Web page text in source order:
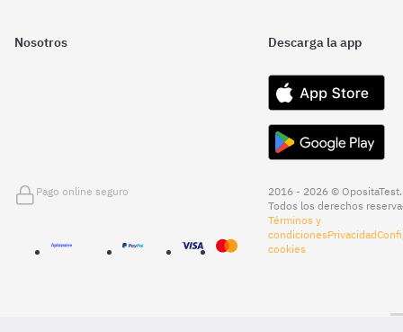
Nosotros Descarga la app
Pago online seguro
2016 - 2026 © OpositaTest.
Todos los derechos
Términos y
condicionesPrivacidad
cookies